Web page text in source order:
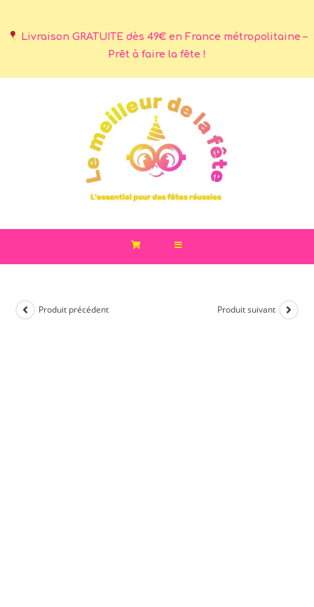
Livraison GRATUITE dès 49€ en France métropolitaine –
Prêt à faire la fête !
Produit précédent Produit suivant